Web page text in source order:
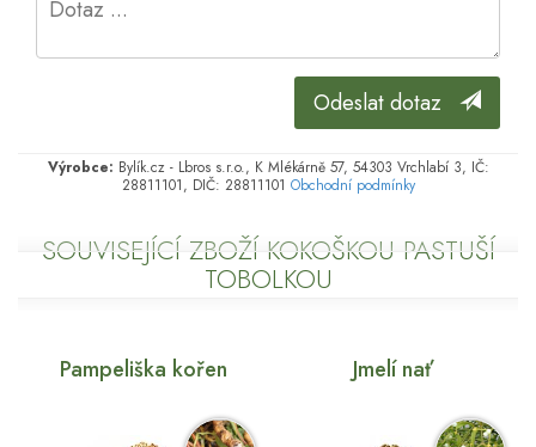
Odeslat dotaz
Výrobce: Bylík.cz - Lbros s.r.o., K Mlékárně 57, 54303 Vrchlabí 3, IČ:
28811101, DIČ: 28811101 Obchodní podmínky
SOUVISEJÍCÍ ZBOŽÍ KOKOŠKOU PASTUŠÍ
TOBOLKOU
Pampeliška kořen Jmelí nať